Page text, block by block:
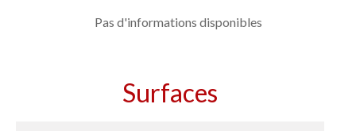
Pas d'informations disponibles
Surfaces